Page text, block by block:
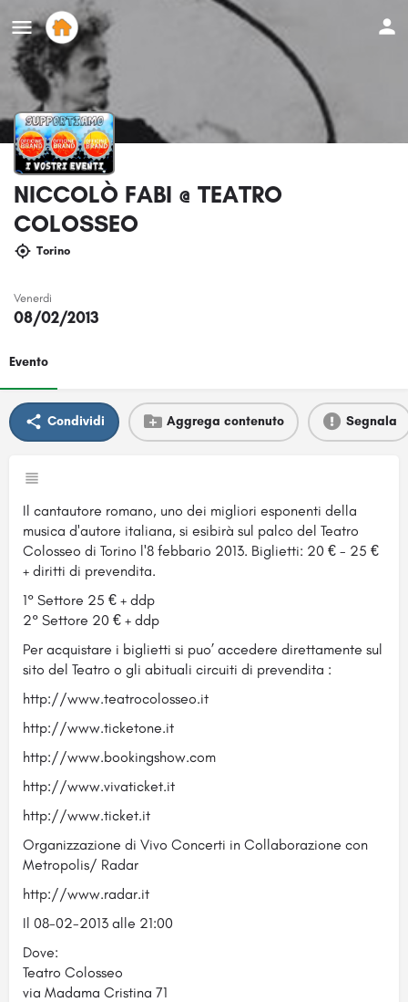
NICCOLÒ FABI @ TEATRO
COLOSSEO
Torino
Venerdi
08/02/2013
Evento
Condividi Aggrega contenuto Segnala
Il cantautore romano, uno dei migliori esponenti della
musica d'autore italiana, si esibirà sul palco del Teatro
Colosseo di Torino l'8 febbario 2013. Biglietti: 20 € - 25 €
+ diritti di prevendita.
1° Settore 25 € + ddp
2° Settore 20 € + ddp
Per acquistare i biglietti si puo’ accedere direttamente sul
sito del Teatro o gli abituali circuiti di prevendita :
http://www.teatrocolosseo.it
http://www.ticketone.it
http://www.bookingshow.com
http://www.vivaticket.it
http://www.ticket.it
Organizzazione di Vivo Concerti in Collaborazione con
Metropolis/ Radar
http://www.radar.it
Il 08-02-2013 alle 21:00
Dove:
Teatro Colosseo
via Madama Cristina 71